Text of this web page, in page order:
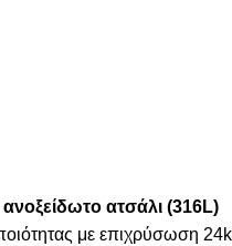
ατσάλι (316L)
με επιχρύσωση 24k